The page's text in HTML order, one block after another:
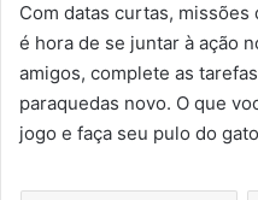
Com datas curtas,
é hora de se juntar à ação
amigos, complete as
paraquedas novo. O que
jogo e faça seu pulo do